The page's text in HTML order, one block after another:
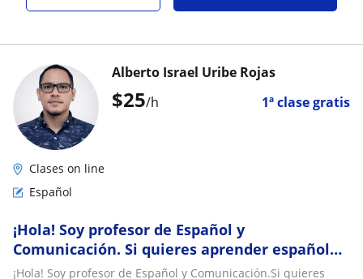
$25/h 1ª clase gratis
Alberto Israel Uribe Rojas
Clases on line
Español
¡Hola! Soy profesor de Español y
Comunicación. Si quieres aprender español
desde cero, mejorar tu conversación
¡Hola! Soy profesor de Español y Comunicación.Si quieres